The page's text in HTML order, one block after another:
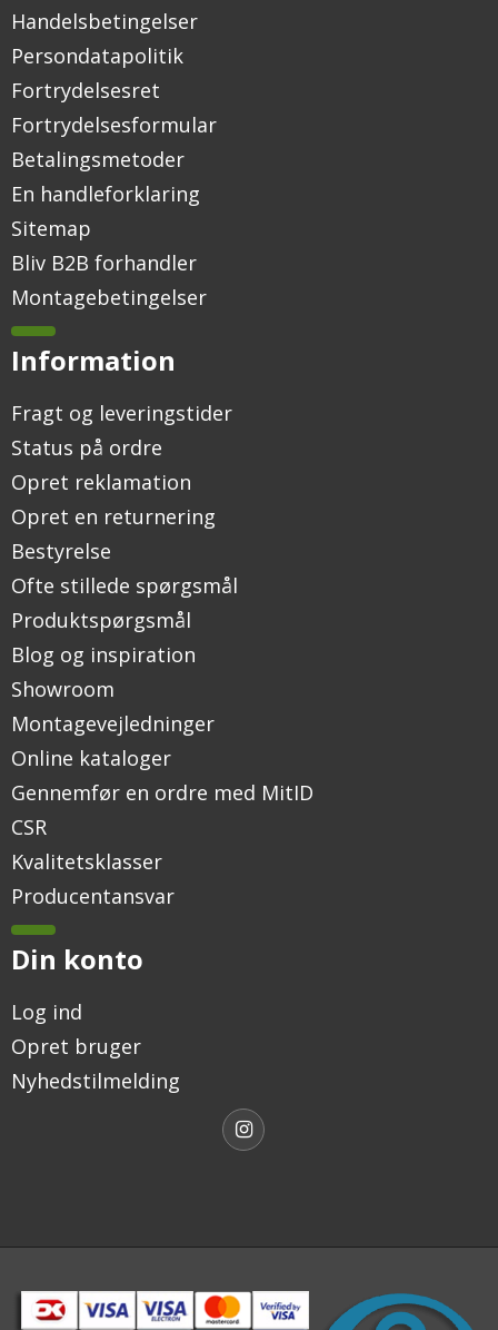
Handelsbetingelser
Persondatapolitik
Fortrydelsesret
Fortrydelsesformular
Betalingsmetoder
En handleforklaring
Sitemap
Bliv B2B forhandler
Montagebetingelser
Information
Fragt og leveringstider
Status på ordre
Opret reklamation
Opret en returnering
Bestyrelse
Ofte stillede spørgsmål
Produktspørgsmål
Blog og inspiration
Showroom
Montagevejledninger
Online kataloger
Gennemfør en ordre med MitID
CSR
Kvalitetsklasser
Producentansvar
Din konto
Log ind
Opret bruger
Nyhedstilmelding